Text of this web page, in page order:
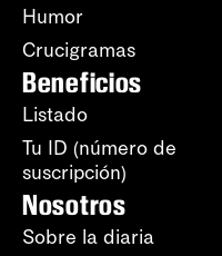
Humor
Crucigramas
Beneficios
Listado
Tu ID (número de
suscripción)
Nosotros
Sobre la diaria